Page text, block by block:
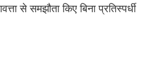
से समझौता किए बिना प्रतिस्पर्धी